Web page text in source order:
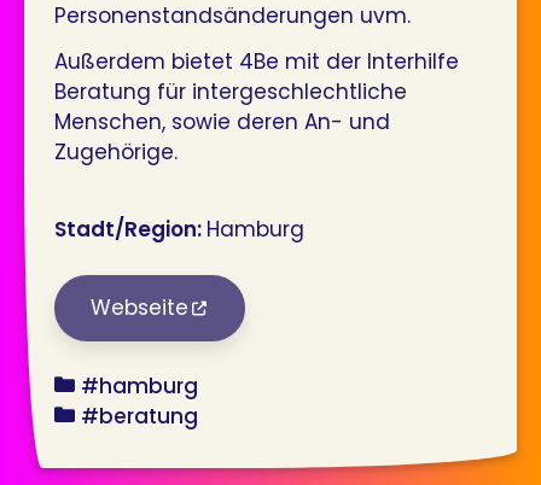
Personenstandsänderungen uvm.
Außerdem bietet 4Be mit der Interhilfe
Beratung für intergeschlechtliche
Menschen, sowie deren An- und
Zugehörige.
Stadt/Region: Hamburg
Webseite
bundesland
#hamburg
angebot
#beratung